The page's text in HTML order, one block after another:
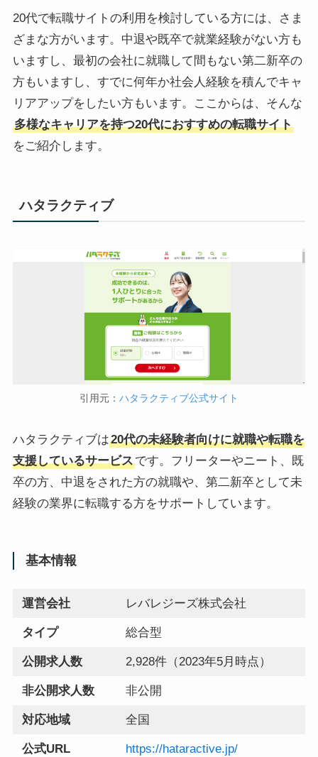
20代で転職サイトの利用を検討している方には、さま
ざまな方がいます。中退や既卒で就業経験がない方も
いますし、最初の会社に就職して間もない第二新卒の
方もいますし、すでに何年か社会人経験を積んでキャ
リアアップをしたい方もいます。ここからは、そんな
多様なキャリアを持つ20代におすすめの転職サイト
をご紹介します。
ハタラクティブ
引用元： ハタラクティブ公式サイト
ハタラクティブは20代の未経験者向けに就職や転職を
支援しているサービスです。フリーターやニート、既
卒の方、中退をされた方の就職や、第二新卒として未
経験の業界に転職する方をサポートしています。
基本情報
運営会社 レバレジーズ株式会社
タイプ 総合型
公開求人数 2,928件（2023年5月時点）
非公開求人数 非公開
対応地域 全国
公式URL https://hataractive.jp/